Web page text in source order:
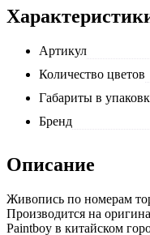
Артикул
Количество цветов
Габариты в
Бренд
Описание
Живопись по номерам
Производится на
Paintboy в китайском